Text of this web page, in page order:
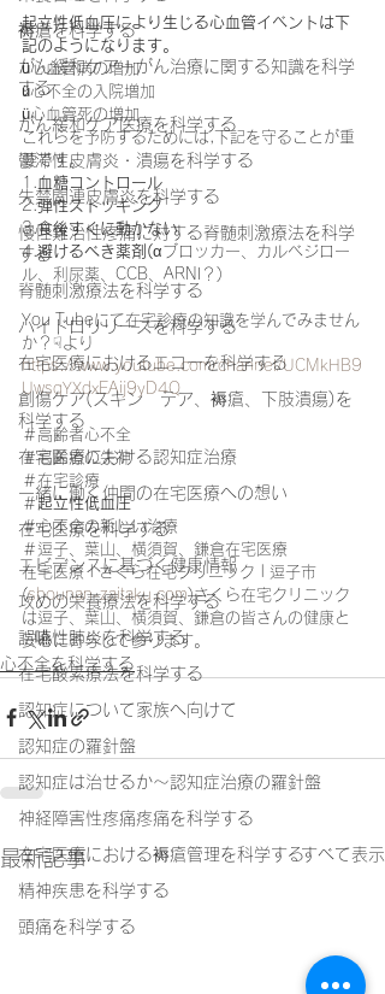
褥瘡を科学する
がん緩和ケア＋がん治療に関する知識を科学
する
がん緩和ケア医療を科学する
鬱滞性皮膚炎・潰瘍を科学する
失禁関連皮膚炎を科学する
慢性難治性疼痛に対する脊髄刺激療法を科学
する
脊髄刺激療法を科学する
ハイドロリリースを科学する
在宅医療におけるエコーを科学する
創傷ケア(スキン テア、褥瘡、下肢潰瘍)を
科学する
在宅医療における認知症治療
一緒に働く仲間の在宅医療への想い
在宅医療を科学する
エビデンスに基づく健康情報
攻めの栄養療法を科学する
誤嚥性肺炎を科学する
在宅酸素療法を科学する
認知症について家族へ向けて
認知症の羅針盤
認知症は治せるか～認知症治療の羅針盤
神経障害性疼痛疼痛を科学する
在宅医療における褥瘡管理を科学する
精神疾患を科学する
頭痛を科学する
起立性低血圧により生じる心血管イベントは下
記のようになります。
ü心血管病の増加
ü心不全の入院増加
ü心血管死の増加
これらを予防するためには,下記を守ることが重
要です。
1.血糖コントロール
2.弾性ストッキング
3.食後すぐに動かない
4.避けるべき薬剤(αブロッカー、カルベジロー
ル、利尿薬、CCB、ARNI？)
You Tubeにて在宅診療の知識を学んでみません
か？☟より
https://www.youtube.com/channel/UCMkHB9
UwsqYXdxEAij9yD4Q
＃高齢者心不全
＃高齢者の失神
＃在宅診療
＃起立性低血圧
＃心不全の新しい治療
＃逗子、葉山、横須賀、鎌倉在宅医療
在宅医療 | さくら在宅クリニック | 逗子市
(shounan-zaitaku.com)さくら在宅クリニック
は逗子、葉山、横須賀、鎌倉の皆さんの健康と
安心に寄与して参ります。
心不全を科学する
最新記事 すべて表示